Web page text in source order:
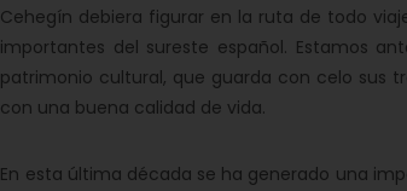
Cehegín debiera figurar en la ruta de todo
importantes del sureste español. Estamos
patrimonio cultural, que guarda con celo sus
con una buena calidad de vida.
En esta última década se ha generado una